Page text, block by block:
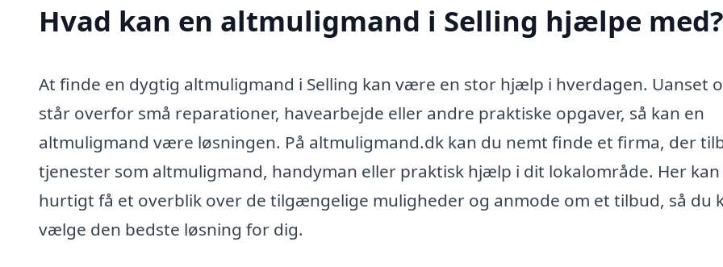
Hvad kan en altmuligmand i Selling hjælpe med?
At finde en dygtig altmuligmand i Selling kan være en stor hjælp i hverdagen. Uanset
står overfor små reparationer, havearbejde eller andre praktiske opgaver, så kan en
altmuligmand være løsningen. På altmuligmand.dk kan du nemt finde et firma, der
tjenester som altmuligmand, handyman eller praktisk hjælp i dit lokalområde. Her
hurtigt få et overblik over de tilgængelige muligheder og anmode om et tilbud, så du
vælge den bedste løsning for dig.